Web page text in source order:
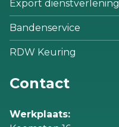
Export dienstverlening
Bandenservice
RDW Keuring
Contact
Werkplaats: